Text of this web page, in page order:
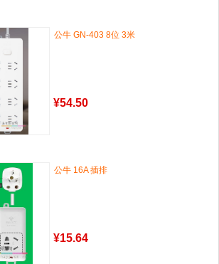
公牛 GN-403 8位 3米
¥54.50
公牛 16A 插排
¥15.64